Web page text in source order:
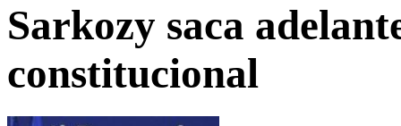
Sarkozy saca
constitucional